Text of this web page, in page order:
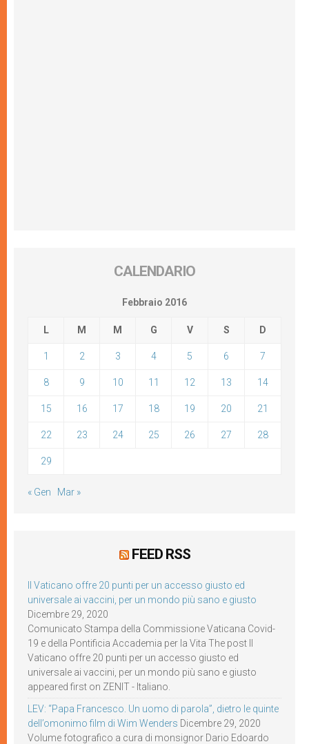
CALENDARIO
Febbraio 2016
L M M G V S D
1 2 3 4 5 6 7
8 9 10 11 12 13 14
15 16 17 18 19 20 21
22 23 24 25 26 27 28
29
« Gen Mar »
FEED RSS
Il Vaticano offre 20 punti per un accesso giusto ed
universale ai vaccini, per un mondo più sano e giusto
Dicembre 29, 2020
Comunicato Stampa della Commissione Vaticana Covid-
19 e della Pontificia Accademia per la Vita The post Il
Vaticano offre 20 punti per un accesso giusto ed
universale ai vaccini, per un mondo più sano e giusto
appeared first on ZENIT - Italiano.
LEV: “Papa Francesco. Un uomo di parola”, dietro le quinte
dell’omonimo film di Wim Wenders Dicembre 29, 2020
Volume fotografico a cura di monsignor Dario Edoardo